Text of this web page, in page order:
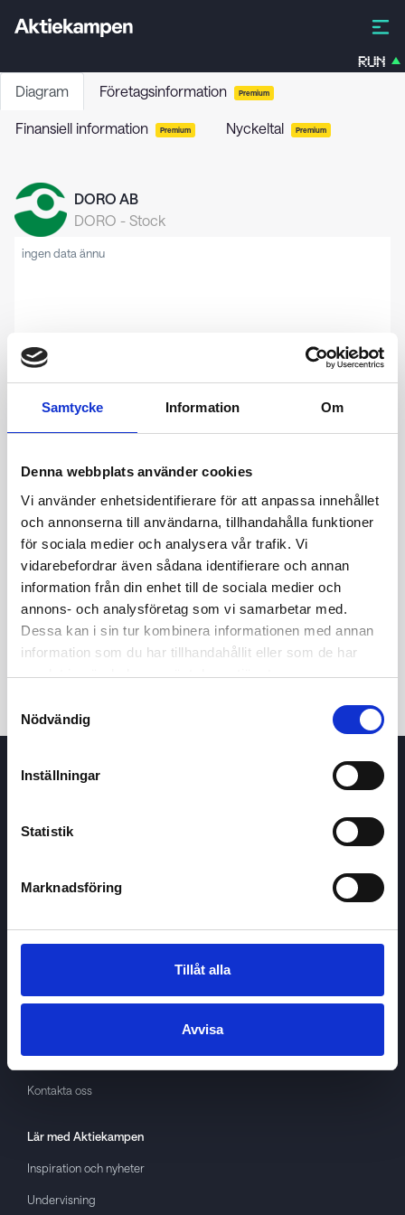
Samtycke Information Om
Denna webbplats använder cookies
Vi använder enhetsidentifierare för att anpassa innehållet
och annonserna till användarna, tillhandahålla funktioner
för sociala medier och analysera vår trafik. Vi
vidarebefordrar även sådana identifierare och annan
information från din enhet till de sociala medier och
annons- och analysföretag som vi samarbetar med.
Dessa kan i sin tur kombinera informationen med annan
information som du har tillhandahållit eller som de har
samlat in när du har använt deras tjänster.
Nödvändig
Inställningar
Statistik
Marknadsföring
Tillåt alla
Avvisa
RUN
Diagram Företagsinformation Premium
Finansiell information Premium Nyckeltal Premium
DORO AB
DORO - Stock
ingen data ännu
24t 7d 1m 3m 1å 5å
Köp / Sälj
OmAktiekampen
About cookies
GDPR
Kontakta oss
Lär med Aktiekampen
Inspiration och nyheter
Undervisning